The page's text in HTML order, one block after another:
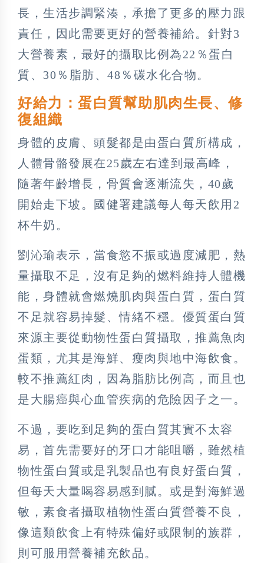
長，生活步調緊湊，承擔了更多的壓力跟
責任，因此需要更好的營養補給。針對3
大營養素，最好的攝取比例為22％蛋白
質、30％脂肪、48％碳水化合物。
好給力：蛋白質幫助肌肉生長、修
復組織
身體的皮膚、頭髮都是由蛋白質所構成，
人體骨骼發展在25歲左右達到最高峰，
隨著年齡增長，骨質會逐漸流失，40歲
開始走下坡。國健署建議每人每天飲用2
杯牛奶。
劉沁瑜表示，當食慾不振或過度減肥，熱
量攝取不足，沒有足夠的燃料維持人體機
能，身體就會燃燒肌肉與蛋白質，蛋白質
不足就容易掉髮、情緒不穩。優質蛋白質
來源主要從動物性蛋白質攝取，推薦魚肉
蛋類，尤其是海鮮、瘦肉與地中海飲食。
較不推薦紅肉，因為脂肪比例高，而且也
是大腸癌與心血管疾病的危險因子之一。
不過，要吃到足夠的蛋白質其實不太容
易，首先需要好的牙口才能咀嚼，雖然植
物性蛋白質或是乳製品也有良好蛋白質，
但每天大量喝容易感到膩。或是對海鮮過
敏，素食者攝取植物性蛋白質營養不良，
像這類飲食上有特殊偏好或限制的族群，
則可服用營養補充飲品。